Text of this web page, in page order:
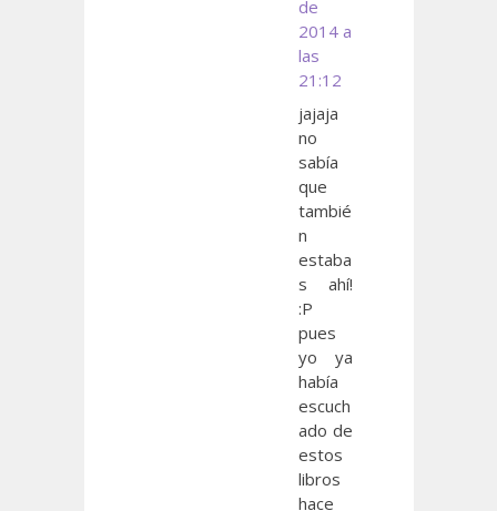
de
2014 a
las
21:12
jajaja
no
sabía
que
tambié
n
estaba
s ahí!
:P
pues
yo ya
había
escuch
ado de
estos
libros
hace